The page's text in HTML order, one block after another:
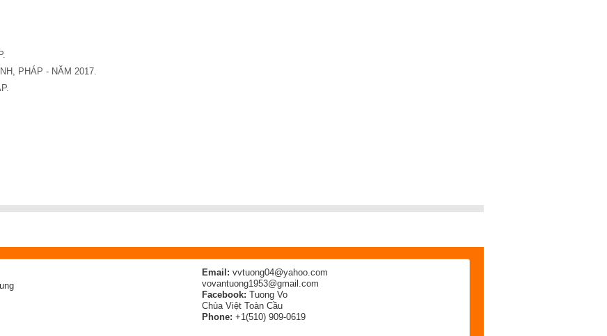
PHÁP - NĂM 2017.
Email: vvtuong04@yahoo.com
vovantuong1953@gmail.com
Facebook: Tuong Vo
Chùa Việt Toàn Cầu
Phone: +1(510) 909-0619